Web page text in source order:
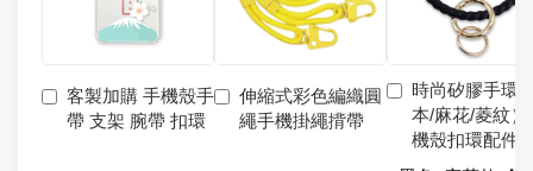
客製加購 手機殼手
帶 支架 腕帶 扣環
伸縮式彩色編織圓
繩手機掛繩揹帶
時尚矽膠手環
本/麻花/菱紋）
機殼扣環配件